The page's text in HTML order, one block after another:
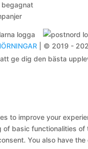
begagnat
| © 2019 -
ge dig den bästa
to improve your
of basic functionalities
You also have